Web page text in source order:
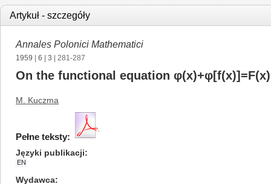
Artykuł - szczegóły
Annales Polonici Mathematici
1959 6 3 | 281-287
On the functional equation φ(x)+φ[f(x)]=F(x)
M. Kuczma
Pełne teksty:
Języki publikacji
EN
Wydawca